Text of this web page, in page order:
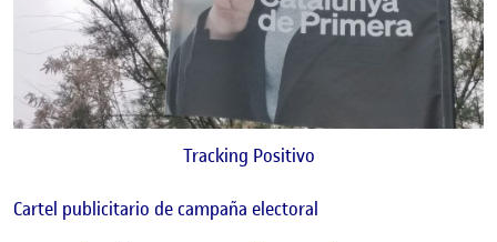
Tracking Positivo
Cartel publicitario de campaña electoral